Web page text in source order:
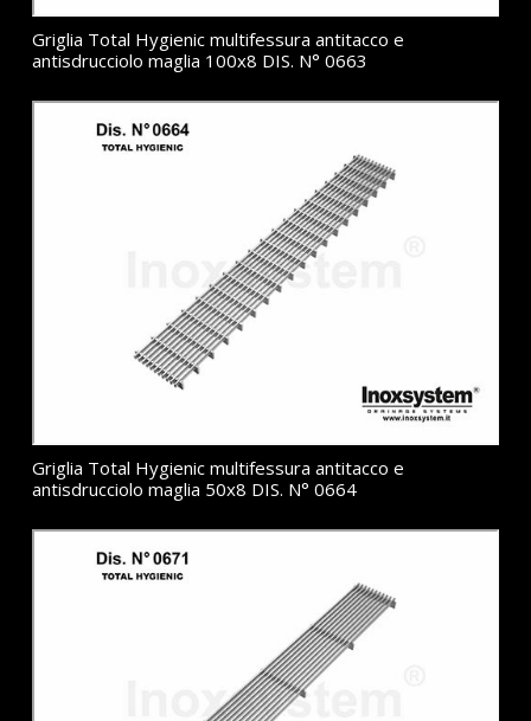
Griglia Total Hygienic multifessura antitacco e
antisdrucciolo maglia 100x8 DIS. N° 0663
Griglia Total Hygienic multifessura antitacco e
antisdrucciolo maglia 50x8 DIS. N° 0664